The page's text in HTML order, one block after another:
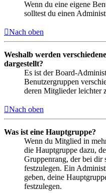
Wenn du eine eigene
solltest du einen
Nach oben
Weshalb werden
dargestellt?
Es ist der Board-
Benutzergruppen
deren Mitglieder leichter
Nach oben
Was ist eine Hauptgruppe?
Wenn du Mitglied in
die Hauptgruppe dazu,
Gruppenrang, der bei dir
festzulegen. Ein
geben, deine
festzulegen.